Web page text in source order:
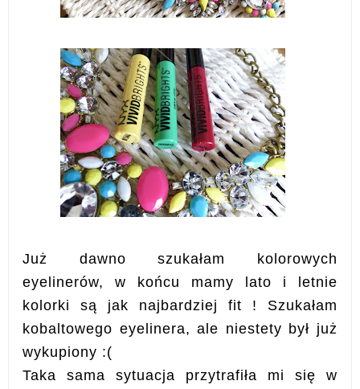
Już dawno szukałam kolorowych
eyelinerów, w końcu mamy lato i letnie
kolorki są jak najbardziej fit ! Szukałam
kobaltowego eyelinera, ale niestety był już
wykupiony :(
Taka sama sytuacja przytrafiła mi się w